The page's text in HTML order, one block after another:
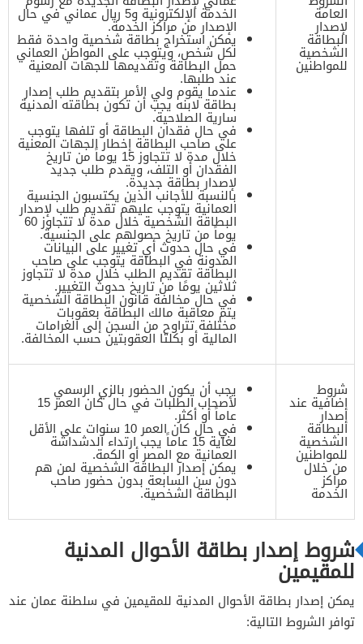
العامة
لإصدار
البطاقة
الشخصية
للمواطنين
الخدمة الإلكترونية و5 ريال عماني في حال
الإصدار من مراكز الخدمة.
يمكن استخراج بطاقة شخصية واحدة فقط
لكل شخص، ويتوجب على المواطن العماني
حمل البطاقة وتقديمها للجهات المعنية
عند طلبها.
عندما يقوم ولي الأمر بتقديم طلب إصدار
بطاقة لابنه يجب أن تكون بطاقته المدنية
سارية الصلاحية.
في حال فقدان البطاقة أو تلفها يتوجب
على صاحب البطاقة إخطار الجهات المعنية
خلال مدة لا تتجاوز 15 يوماً من تاريخ
الفقدان أو التلف، ويقدم طلب جديد
لإصدار بطاقة جديدة.
بالنسبة للأجانب الذين يكتسبون الجنسية
العمانية يتوجب عليهم تقديم طلب لإصدار
البطاقة الشخصية خلال مدة لا تتجاوز 60
يوماً من تاريخ حصولهم على الجنسية.
في حال حدوث أي تغيير على البيانات
المدونة في البطاقة يتوجب على صاحب
البطاقة تقديم الطلب خلال مدة لا تتجاوز
ثلاثين يومًا من تاريخ حدوث التغيير.
في حال مخالفة قانون البطاقة الشخصية
يتم معاقبة مالك البطاقة بعقوبات
مختلفة تتراوح من السجن إلى الغرامات
المالية أو بكلتا العقوبتين حسب المخالفة.
شروط
إضافية عند
إصدار
البطاقة
الشخصية
للمواطنين
من خلال
مراكز
الخدمة
يجب أن يكون الحضور بالزي الرسمي
لأصحاب الطلبات في حال كان العمر 15
عاماً أو أكثر.
في حال كان العمر 10 سنوات على الأقل
لغاية 15 عاماً يجب ارتداء الدشداشة
العمانية مع المصر أو الكمة.
يمكن إصدار البطاقة الشخصية لمن هم
دون سن السابعة بدون حضور صاحب
البطاقة الشخصية.
شروط إصدار بطاقة الأحوال المدنية
للمقيمين
يمكن إصدار بطاقة الأحوال المدنية للمقيمين في سلطنة عمان عند
توافر الشروط التالية: